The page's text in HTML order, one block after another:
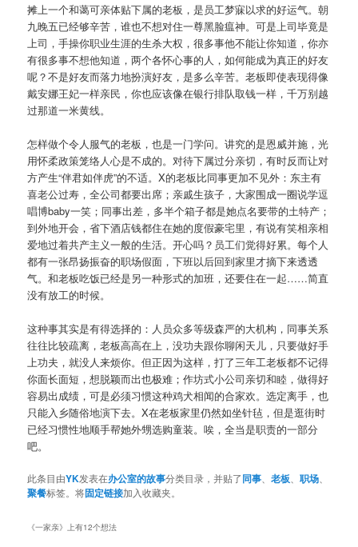
摊上一个和蔼可亲体贴下属的老板，是员工梦寐以求的好运气。朝
九晚五已经够辛苦，谁也不想对住一尊黑脸瘟神。可是上司毕竟是
上司，手操你职业生涯的生杀大权，很多事他不能让你知道，你亦
有很多事不想他知道，两个各怀心事的人，如何能成为真正的好友
呢？不是好友而落力地扮演好友，是多么辛苦。老板即使表现得像
戴安娜王妃一样亲民，你也应该像在银行排队取钱一样，千万别越
过那道一米黄线。
怎样做个令人服气的老板，也是一门学问。讲究的是恩威并施，光
用怀柔政策笼络人心是不成的。对待下属过分亲切，有时反而让对
方产生“伴君如伴虎”的不适。X的老板比同事更加不见外：东主有
喜老公过寿，全公司都要出席；亲戚生孩子，大家围成一圈说学逗
唱博baby一笑；同事出差，多半个箱子都是她点名要带的土特产；
到外地开会，省下酒店钱都住在她的度假豪宅里，有说有笑相亲相
爱地过着共产主义一般的生活。开心吗？员工们觉得好累。每个人
都有一张昂扬振奋的职场假面，下班以后回到家里才摘下来透透
气。和老板吃饭已经是另一种形式的加班，还要住在一起……简直
没有放工的时候。
这种事其实是有得选择的：人员众多等级森严的大机构，同事关系
往往比较疏离，老板高高在上，没功夫跟你聊闲天儿，只要做好手
上功夫，就没人来烦你。但正因为这样，打了三年工老板都不记得
你面长面短，想脱颖而出也极难；作坊式小公司亲切和睦，做得好
容易出成绩，可是必须习惯这种鸡犬相闻的合家欢。选定离手，也
只能入乡随俗地演下去。X在老板家里仍然如坐针毡，但是逛街时
已经习惯性地顺手帮她外甥选购童装。唉，全当是职责的一部分
吧。
此条目由YK发表在办公室的故事分类目录，并贴了同事 、老板 、职场
聚餐标签。将固定链接加入收藏夹。
《一家亲》上有12个想法